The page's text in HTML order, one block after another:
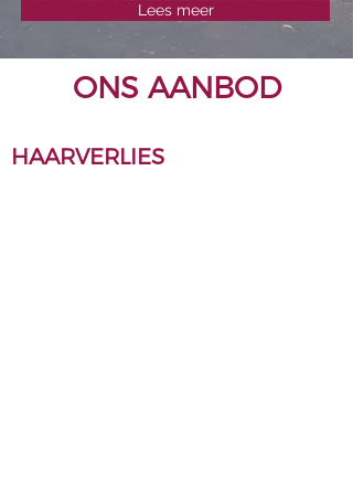
Lees meer
ONS AANBOD
HAARVERLIES